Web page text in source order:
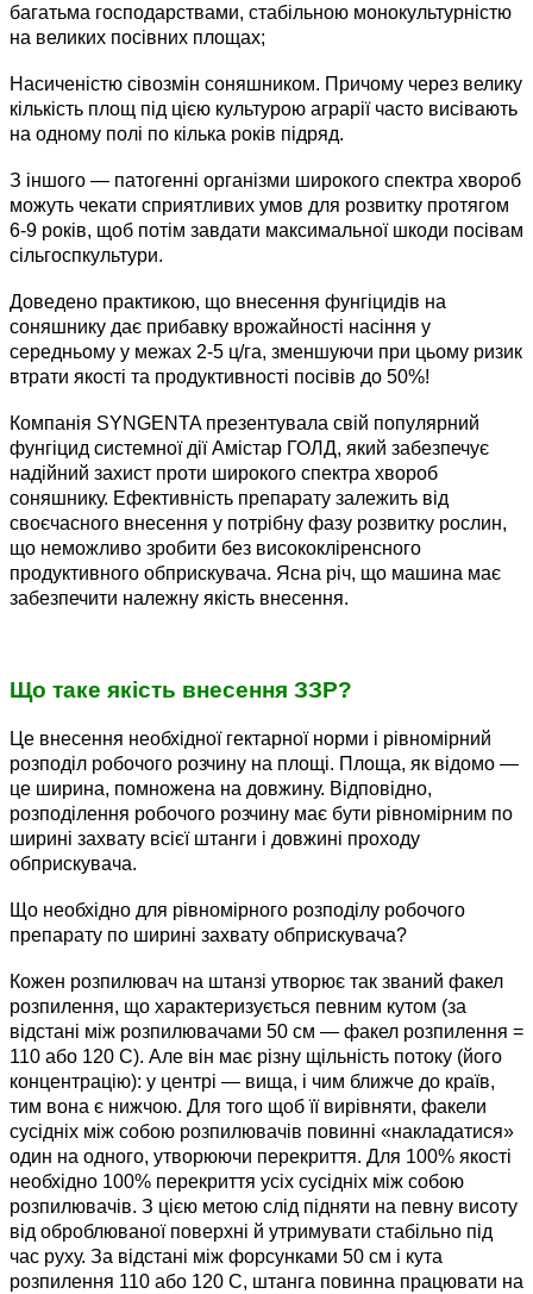
багатьма господарствами, стабільною монокультурністю
на великих посівних площах;
Насиченістю сівозмін соняшником. Причому через велику
кількість площ під цією культурою аграрії часто висівають
на одному полі по кілька років підряд.
З іншого — патогенні організми широкого спектра хвороб
можуть чекати сприятливих умов для розвитку протягом
6-9 років, щоб потім завдати максимальної шкоди посівам
сільгоспкультури.
Доведено практикою, що внесення фунгіцидів на
соняшнику дає прибавку врожайності насіння у
середньому у межах 2-5 ц/га, зменшуючи при цьому ризик
втрати якості та продуктивності посівів до 50%!
Компанія SYNGENTA презентувала свій популярний
фунгіцид системної дії Амістар ГОЛД, який забезпечує
надійний захист проти широкого спектра хвороб
соняшнику. Ефективність препарату залежить від
своєчасного внесення у потрібну фазу розвитку рослин,
що неможливо зробити без висококліренсного
продуктивного обприскувача. Ясна річ, що машина має
забезпечити належну якість внесення.
Що таке якість внесення ЗЗР?
Це внесення необхідної гектарної норми і рівномірний
розподіл робочого розчину на площі. Площа, як відомо —
це ширина, помножена на довжину. Відповідно,
розподілення робочого розчину має бути рівномірним по
ширині захвату всієї штанги і довжині проходу
обприскувача.
Що необхідно для рівномірного розподілу робочого
препарату по ширині захвату обприскувача?
Кожен розпилювач на штанзі утворює так званий факел
розпилення, що характеризується певним кутом (за
відстані між розпилювачами 50 см — факел розпилення =
110 або 120 С). Але він має різну щільність потоку (його
концентрацію): у центрі — вища, і чим ближче до країв,
тим вона є нижчою. Для того щоб її вирівняти, факели
сусідніх між собою розпилювачів повинні «накладатися»
один на одного, утворюючи перекриття. Для 100% якості
необхідно 100% перекриття усіх сусідніх між собою
розпилювачів. З цією метою слід підняти на певну висоту
від оброблюваної поверхні й утримувати стабільно під
час руху. За відстані між форсунками 50 см і кута
розпилення 110 або 120 С, штанга повинна працювати на